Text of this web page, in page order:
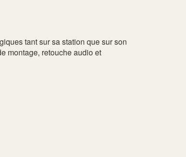
tant sur sa station que sur son
montage, retouche audio et